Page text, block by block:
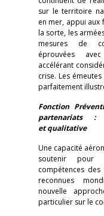
sur le territoire
en mer, appui aux
la sorte, les
mesures de
éprouvées
accélérant
crise. Les
parfaitement
Fonction
partenariats
et qualitative
Une capacité
soutenir pour
compétences
reconnues
nouvelle
particulier sur le